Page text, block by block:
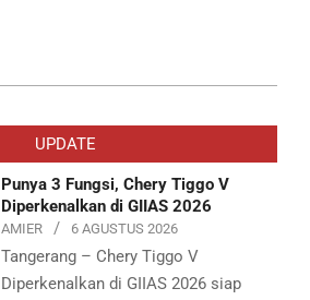
UPDATE
Punya 3 Fungsi, Chery Tiggo V
Diperkenalkan di GIIAS 2026
AMIER 6 AGUSTUS 2026
Tangerang – Chery Tiggo V
Diperkenalkan di GIIAS 2026 siap